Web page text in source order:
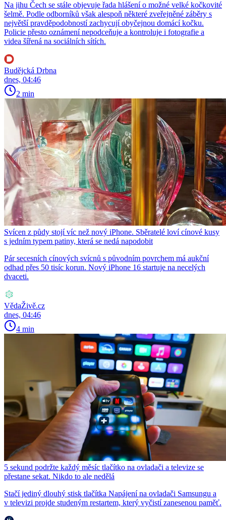
Na jihu Čech se stále objevuje řada hlášení o možné velké kočkovité
šelmě. Podle odborníků však alespoň některé zveřejněné záběry s
největší pravděpodobností zachycují obyčejnou domácí kočku.
Policie přesto oznámení nepodceňuje a kontroluje i fotografie a
videa šířená na sociálních sítích.
Budějcká Drbna
dnes, 04:46
2 min
Svícen z půdy stojí víc než nový iPhone. Sběratelé loví cínové kusy
s jedním typem patiny, která se nedá napodobit
Pár secesních cínových svícnů s původním povrchem má aukční
odhad přes 50 tisíc korun. Nový iPhone 16 startuje na necelých
dvaceti.
VědaŽivě.cz
dnes, 04:46
4 min
5 sekund podržte každý měsíc tlačítko na ovladači a televize se
přestane sekat. Nikdo to ale nedělá
Stačí jediný dlouhý stisk tlačítka Napájení na ovladači Samsungu a
v televizi projde studeným restartem, který vyčistí zanesenou paměť.